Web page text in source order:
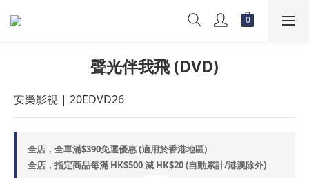
聲光伴我飛 (DVD)
安樂影視 | 20EDVD26
全店，全單滿$390免運優惠 (適用於香港地區)
全店，指定商品每滿 HK$500 減 HK$20 (自動累計/港澳除外)